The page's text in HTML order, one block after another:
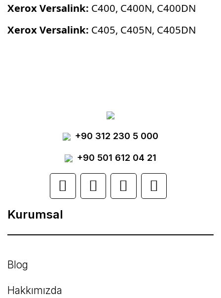
Xerox Versalink: C400, C400N, C400DN
Xerox Versalink: C405, C405N, C405DN
Yorum Yaz
Ürün resmi kalitesiz, bozuk veya
görüntülenemiyor.
Ürün açıklamasında eksik bilgiler bulunuyor.
Ürün bilgilerinde hatalar bulunuyor.
Ürün fiyatı diğer sitelerden daha pahalı.
Bu ürüne benzer farklı alternatifler olmalı.
+90 312 230 5 000
+90 501 612 04 21
Kurumsal
Blog
Hakkımızda